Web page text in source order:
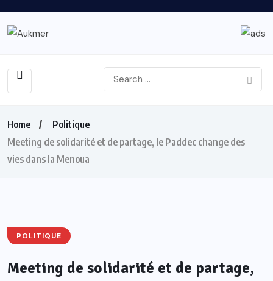
Home
Politique
Meeting de solidarité et de partage, le Paddec change des
vies dans la Menoua
POLITIQUE
Meeting de solidarité et de partage,